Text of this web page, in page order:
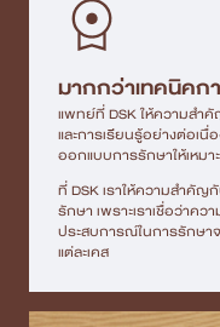
มากกว่าเทคนิคก
แพทย์ที่ DSK ให้ความส
และการเรียนรู้อย่างต่อเนื่
ออกแบบการรักษาให้เหม
ที่ DSK เราให้ความสำคัญ
รักษา เพราะเราเชื่อว่าคว
ประสบการณ์ในการรักษ
แต่ละเคส